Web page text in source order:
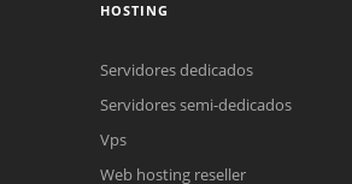
HOSTING
Servidores dedicados
Servidores semi-dedicados
Vps
Web hosting reseller